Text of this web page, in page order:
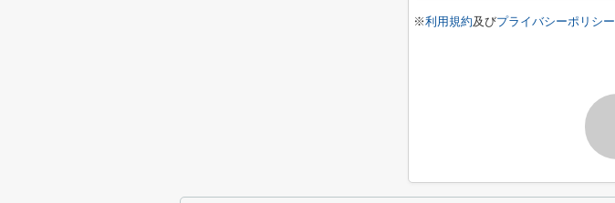
※利用規約及びプライバシーポリシー